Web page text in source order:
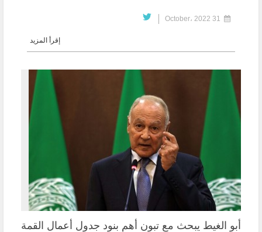
إقرأ المزيد
أبو الغيط يبحث مع تبون أهم بنود جدول أعمال القمة